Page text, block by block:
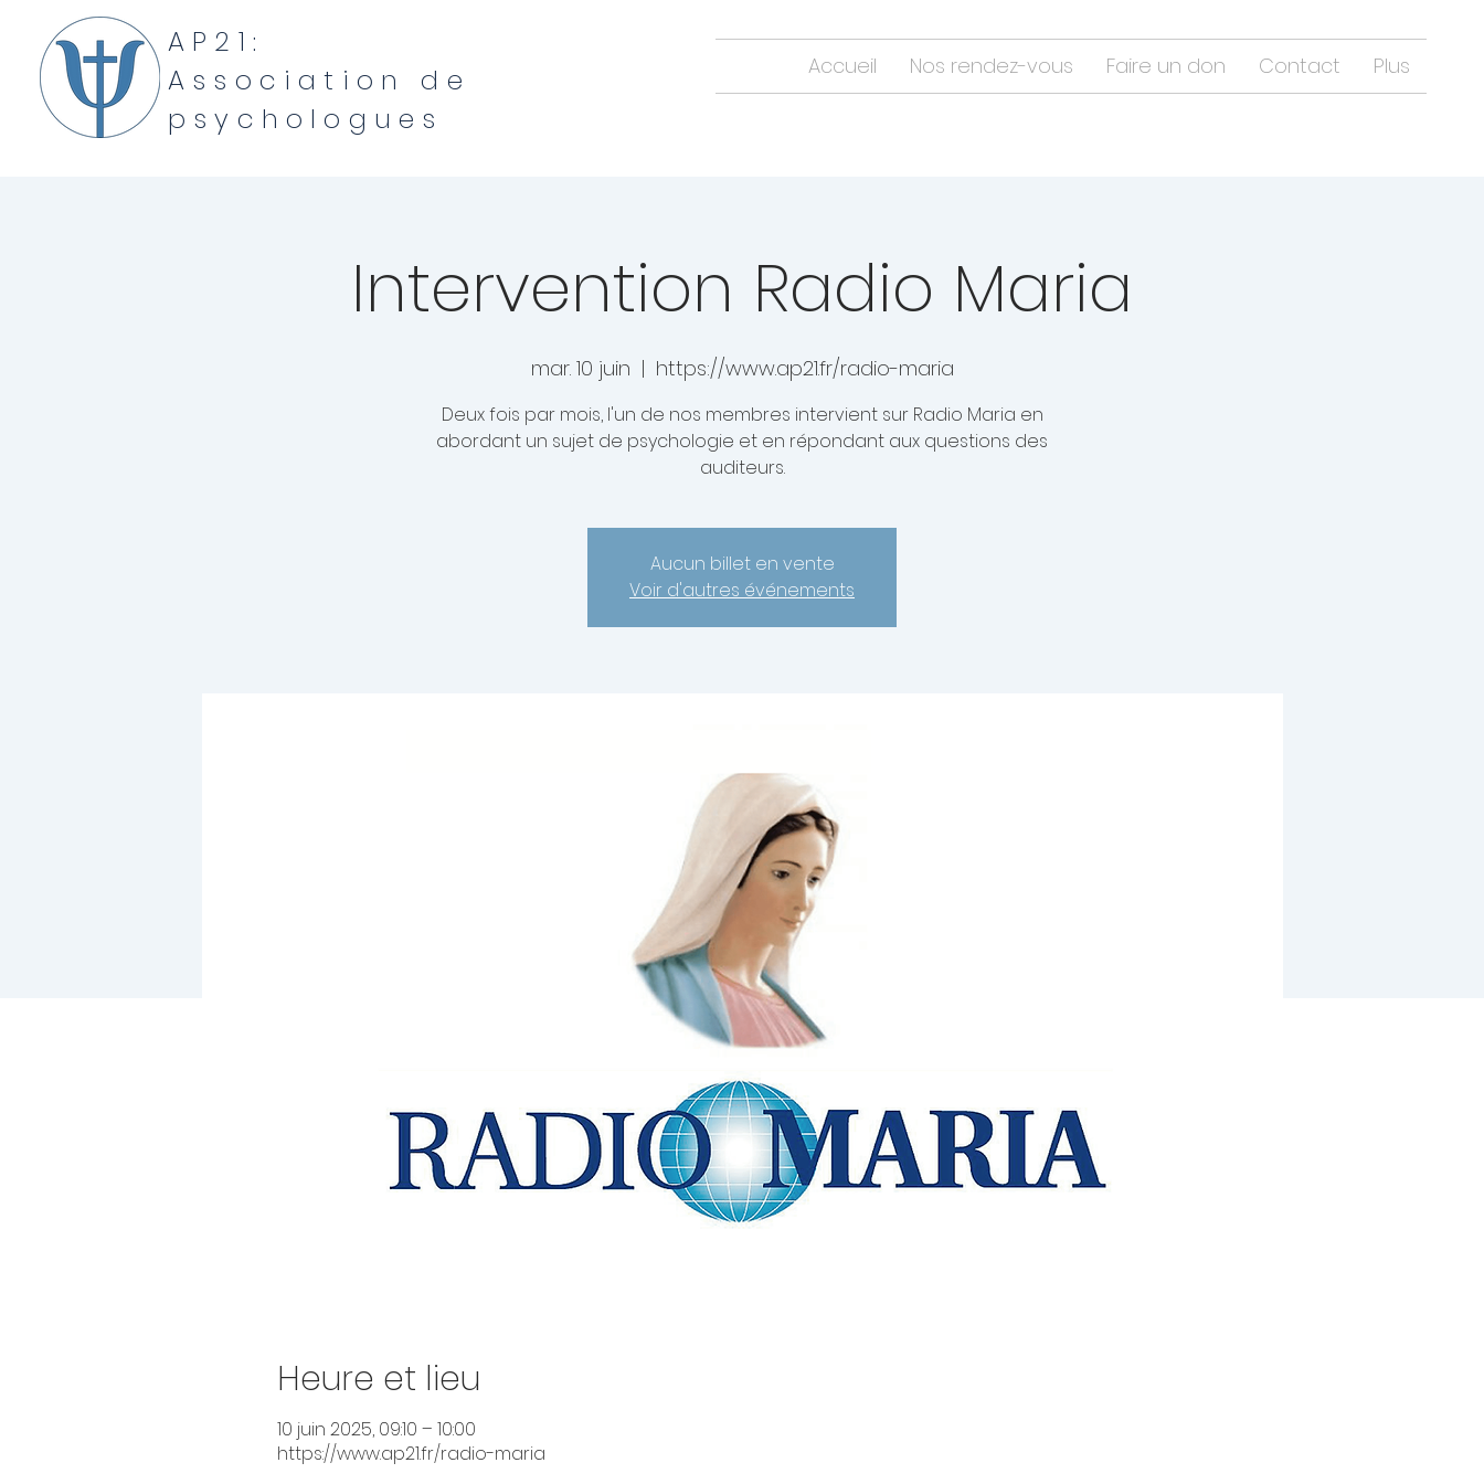
AP21:
Association de
psychologues
Accueil Nos rendez-vous Faire un don Contact Plus
Intervention Radio Maria
mar. 10 juin
  |
https://www.ap21.fr/radio-maria
Deux fois par mois, l'un de nos membres intervient sur Radio Maria en
abordant un sujet de psychologie et en répondant aux questions des
auditeurs.
Aucun billet en vente
Voir d'autres événements
Heure et lieu
10 juin 2025, 09:10 – 10:00
https://www.ap21.fr/radio-maria